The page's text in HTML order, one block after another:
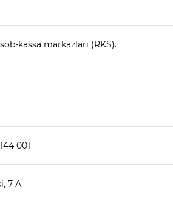
kassa markazlari (RKS).
001
7 А.